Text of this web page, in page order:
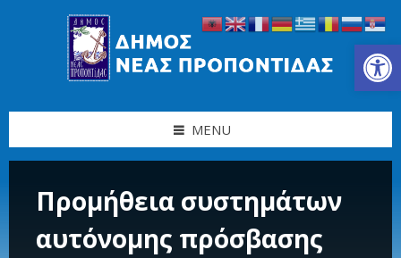
Ανοίξτε τη γραμμή εργαλείων
MENU
Προμήθεια συστημάτων
αυτόνομης πρόσβασης